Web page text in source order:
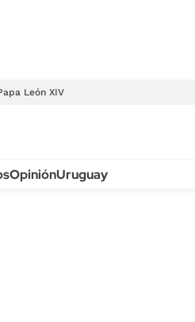
León XIV
OpiniónUruguay